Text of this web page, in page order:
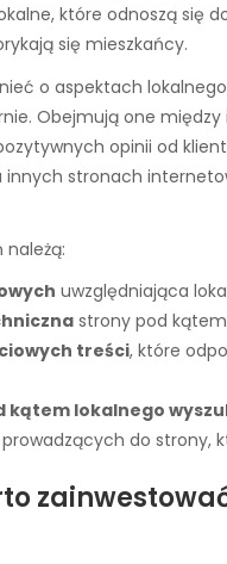
które odnoszą się
się mieszkańcy.
o aspektach
Obejmują one
opinii od
stronach
należą:
uwzględniająca
strony pod kątem
treści, które
kątem lokalnego
prowadzących do strony,